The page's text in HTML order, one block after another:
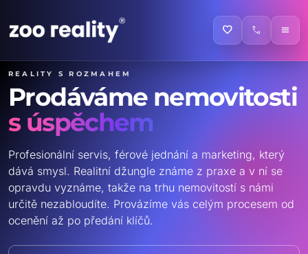
favorite call menu
Reality s rozmahem
Prodáváme nemovitosti
s úspěchem
Profesionální servis, férové jednání a marketing, který
dává smysl. Realitní džungle známe z praxe a v ní se
opravdu vyznáme, takže na trhu nemovitostí s námi
určitě nezabloudíte. Provázíme vás celým procesem od
ocenění až po předání klíčů.